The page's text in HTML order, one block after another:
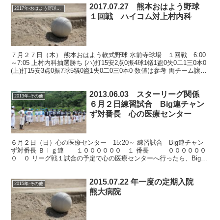
2017年-おはよう野球大会
2017.07.27 熊本おはよう野球
１回戦 ハイコム対上村内科
７月２７日（木） 熊本おはよう軟式野球 水前寺球場 １回戦 6:00
～7:05 上村内科抽選勝ち (ハ)打15安2点0振4球1犠1盗0失0二1三0本0
(上)打15安3点0振7球5犠0盗1失0二0三0本0 数値は参考 両チーム譲ら
2013年-その他
2013.06.03 スターリーグ関係
６月２日練習試合 Big連チャン
ず対番長 心の医療センター
６月２日（日）心の医療センター 15:20～ 練習試合 Big連チャン
ず対番長 Ｂｉｇ連 １００００００ １ 番長 ００００００
０ ０ リーグ戦１試合の予定で心の医療センターへ行ったら、Big連
2015年-その他
2015.07.22 年一度の定期入院
熊大病院